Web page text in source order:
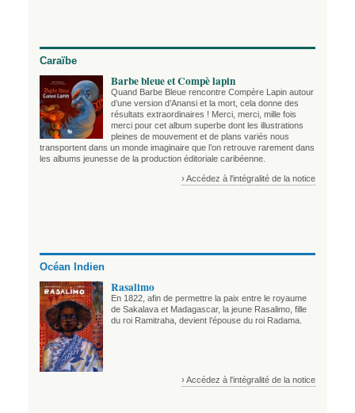
Caraïbe
Barbe bleue et Compè lapin
Quand Barbe Bleue rencontre Compère Lapin autour
d’une version d’Anansi et la mort, cela donne des
résultats extraordinaires ! Merci, merci, mille fois
merci pour cet album superbe dont les illustrations
pleines de mouvement et de plans variés nous
transportent dans un monde imaginaire que l’on retrouve rarement dans
les albums jeunesse de la production éditoriale caribéenne.
› Accédez à l'intégralité de la notice
Océan Indien
Rasalimo
En 1822, afin de permettre la paix entre le royaume
de Sakalava et Madagascar, la jeune Rasalimo, fille
du roi Ramitraha, devient l’épouse du roi Radama.
› Accédez à l'intégralité de la notice